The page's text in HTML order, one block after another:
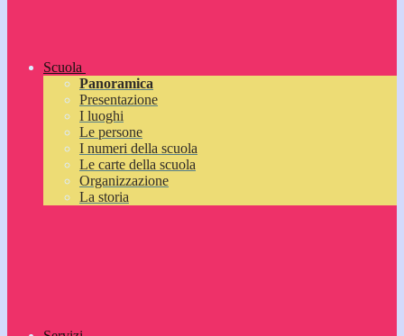
Scuola
Panoramica
Presentazione
I luoghi
Le persone
I numeri della scuola
Le carte della scuola
Organizzazione
La storia